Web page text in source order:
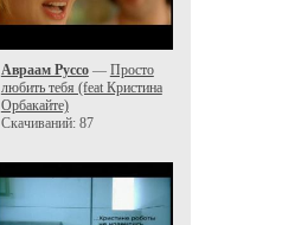
Авраам Руссо— Просто
любить тебя (feat Кристина
Орбакайте)
Скачиваний: 87